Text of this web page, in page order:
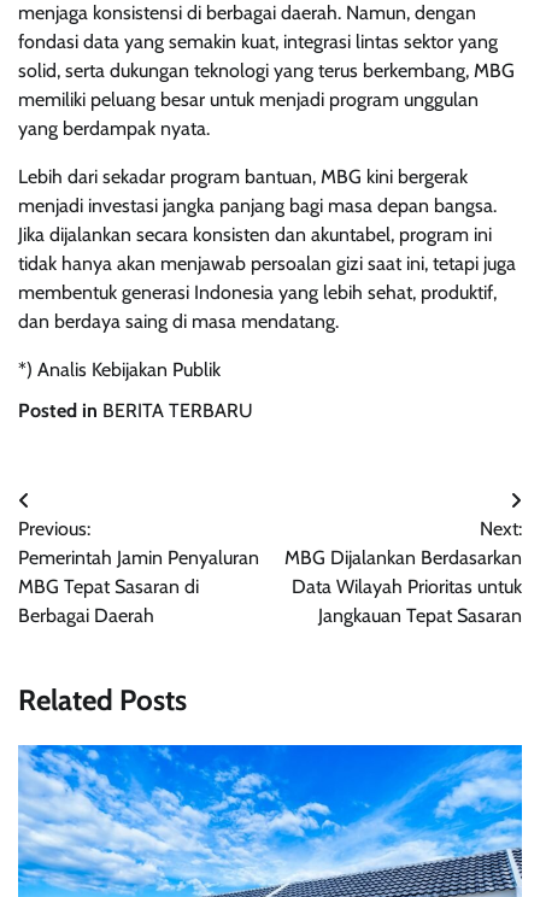
menjaga konsistensi di berbagai daerah. Namun, dengan
fondasi data yang semakin kuat, integrasi lintas sektor yang
solid, serta dukungan teknologi yang terus berkembang, MBG
memiliki peluang besar untuk menjadi program unggulan
yang berdampak nyata.
Lebih dari sekadar program bantuan, MBG kini bergerak
menjadi investasi jangka panjang bagi masa depan bangsa.
Jika dijalankan secara konsisten dan akuntabel, program ini
tidak hanya akan menjawab persoalan gizi saat ini, tetapi juga
membentuk generasi Indonesia yang lebih sehat, produktif,
dan berdaya saing di masa mendatang.
*) Analis Kebijakan Publik
Posted in BERITA TERBARU
Navigasi
pos
Previous:
Pemerintah Jamin Penyaluran
MBG Tepat Sasaran di
Berbagai Daerah
Next:
MBG Dijalankan Berdasarkan
Data Wilayah Prioritas untuk
Jangkauan Tepat Sasaran
Related Posts